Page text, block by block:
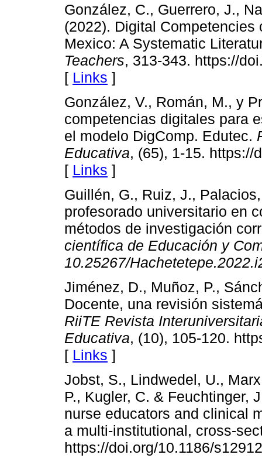
González, C., Guerrero, J.,
(2022). Digital
Mexico: A Systematic
Teachers, 313-343. https://
[ Links ]
González, V., Román, M., y
competencias digitales para
el modelo DigComp. Edutec.
Educativa, (65), 1-15. https://
[ Links ]
Guillén, G., Ruiz, J.,
profesorado universitario en
métodos de investigación
científica de Educación y
10.25267/
Jiménez, D., Muñoz, P.,
Docente, una revisión
RiiTE Revista
Educativa, (10), 105-120.
[ Links ]
Jobst, S., Lindwedel, U.,
P., Kugler, C. & Feuchtinger,
nurse educators and clinical
a multi-institutional, cross-
https://doi.org/10.1186/